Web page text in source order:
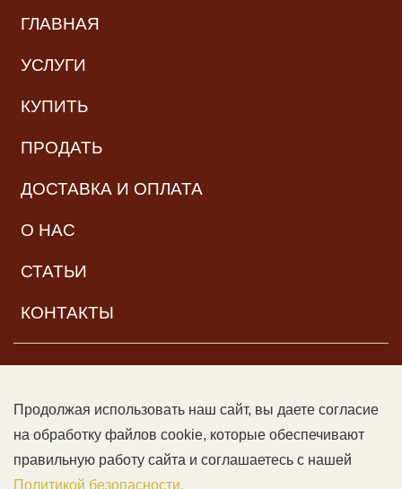
ГЛАВНАЯ
УСЛУГИ
КУПИТЬ
ПРОДАТЬ
ДОСТАВКА И ОПЛАТА
О НАС
СТАТЬИ
КОНТАКТЫ
© ООО «Читальный зал дяди Гиляя», 2017–2026. Все права
защищены | Возрастная категория:16+Данный сайт может
содержать контент, не предназначенный для лиц младше 16
Продолжая использовать наш сайт, вы даете согласие
на обработку файлов cookie, которые обеспечивают
правильную работу сайта и соглашаетесь с нашей
Политикой безопасности.